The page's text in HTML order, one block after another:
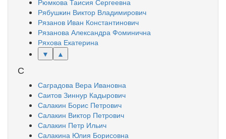
Рюмкова Таисия Сергеевна
Рябушкин Виктор Владимирович
Рязанов Иван Константинович
Рязанова Александра Фоминична
Ряхова Екатерина
▼
▲
С
Саградова Вера Ивановна
Саитов Зиннур Кадырович
Салакин Борис Петрович
Салакин Виктор Петрович
Салакин Петр Ильич
Салакина Юлия Борисовна